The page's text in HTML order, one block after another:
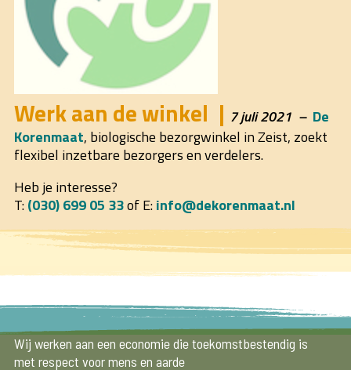
Werk aan de winkel 7 juli 2021
De
Korenmaat, biologische bezorgwinkel in Zeist, zoekt
flexibel inzetbare bezorgers en verdelers.
Heb je interesse?
T:(030) 699 05 33of E:info@dekorenmaat.nl
Wij werken aan een economie die toekomstbestendig is
met respect voor mens en aarde